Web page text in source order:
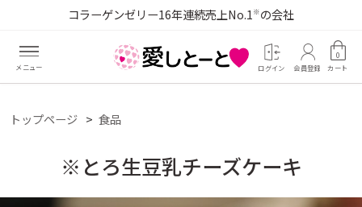
コラーゲンゼリー16年連続売上No.1 ※の会社
ログイン 会員登録 カート
0
トップページ 食品
※とろ生豆乳チーズケーキ